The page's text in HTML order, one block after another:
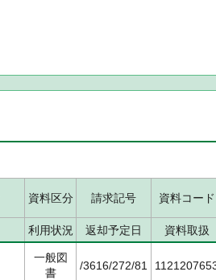
資料区分 請求記号 資料コード
利用状況 返却予定日 資料取扱
一般図
書
/3616/272/81